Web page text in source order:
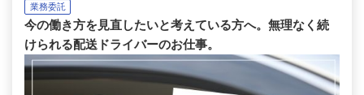
業務委託
今の働き方を見直したいと考えている方へ。無理なく続
けられる配送ドライバーのお仕事。